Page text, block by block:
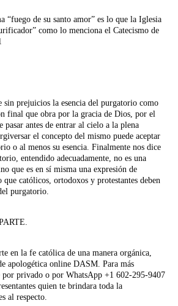
“fuego de su santo amor” es lo que la Iglesia
como lo menciona el Catecismo de
sin prejuicios la esencia del purgatorio como
final que obra por la gracia de Dios, por el
pasar antes de entrar al cielo a la plena
el concepto del mismo puede aceptar
o al menos su esencia. Finalmente nos dice
entendido adecuadamente, no es una
que es en sí misma una expresión de
que católicos, ortodoxos y protestantes deben
purgatorio.
en la fe católica de una manera orgánica,
apologética online DASM. Para más
privado o por WhatsApp +1 602-295-9407
quien te brindara toda la
al respecto.